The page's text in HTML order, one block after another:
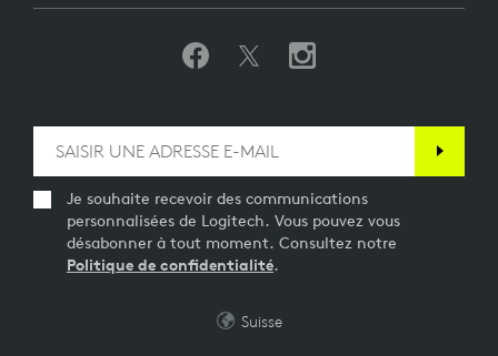
Je souhaite recevoir des communications
personnalisées de Logitech. Vous pouvez vous
désabonner à tout moment. Consultez notre
Politique de confidentialité.
Suisse